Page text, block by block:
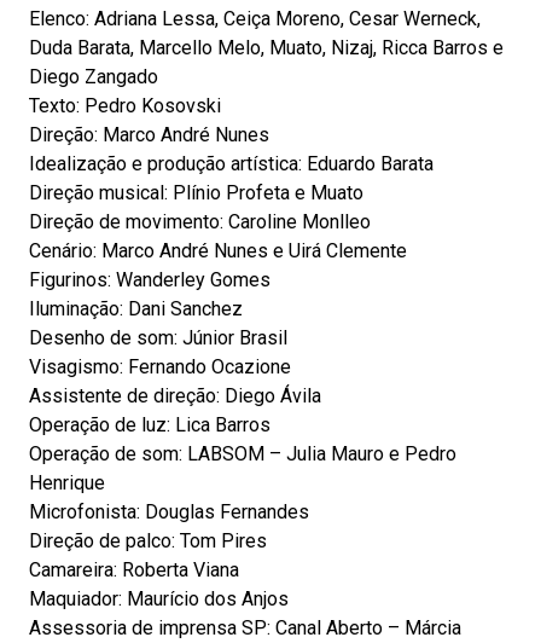
Elenco: Adriana Lessa, Ceiça Moreno, Cesar Werneck,
Duda Barata, Marcello Melo, Muato, Nizaj, Ricca Barros e
Diego Zangado
Texto: Pedro Kosovski
Direção: Marco André Nunes
Idealização e produção artística: Eduardo Barata
Direção musical: Plínio Profeta e Muato
Direção de movimento: Caroline Monlleo
Cenário: Marco André Nunes e Uirá Clemente
Figurinos: Wanderley Gomes
Iluminação: Dani Sanchez
Desenho de som: Júnior Brasil
Visagismo: Fernando Ocazione
Assistente de direção: Diego Ávila
Operação de luz: Lica Barros
Operação de som: LABSOM – Julia Mauro e Pedro
Henrique
Microfonista: Douglas Fernandes
Direção de palco: Tom Pires
Camareira: Roberta Viana
Maquiador: Maurício dos Anjos
Assessoria de imprensa SP: Canal Aberto – Márcia